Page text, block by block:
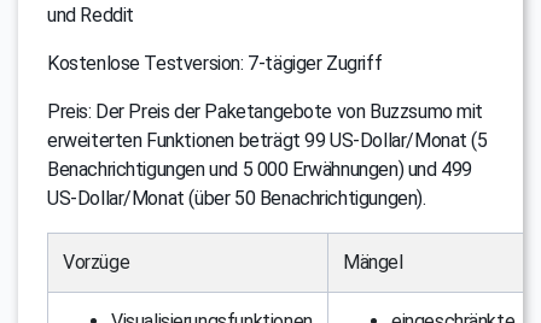
und Reddit
Kostenlose Testversion: 7-tägiger Zugriff
Preis: Der Preis der Paketangebote von Buzzsumo mit
erweiterten Funktionen beträgt 99 US-Dollar/Monat (5
Benachrichtigungen und 5 000 Erwähnungen) und 499
US-Dollar/Monat (über 50 Benachrichtigungen).
Vorzüge Mängel